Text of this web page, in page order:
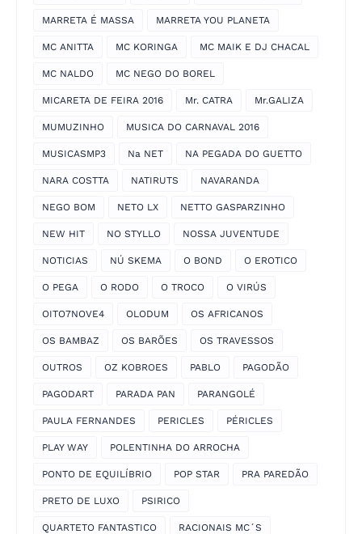
MARRETA É MASSA MARRETA YOU PLANETA
MC ANITTA MC KORINGA MC MAIK E DJ CHACAL
MC NALDO MC NEGO DO BOREL
MICARETA DE FEIRA 2016 Mr. CATRA Mr.GALIZA
MUMUZINHO MUSICA DO CARNAVAL 2016
MUSICASMP3 Na NET NA PEGADA DO GUETTO
NARA COSTTA NATIRUTS NAVARANDA
NEGO BOM NETO LX NETTO GASPARZINHO
NEW HIT NO STYLLO NOSSA JUVENTUDE
NOTICIAS NÚ SKEMA O BOND O EROTICO
O PEGA O RODO O TROCO O VIRÚS
OITO7NOVE4 OLODUM OS AFRICANOS
OS BAMBAZ OS BARÕES OS TRAVESSOS
OUTROS OZ KOBROES PABLO PAGODÃO
PAGODART PARADA PAN PARANGOLÉ
PAULA FERNANDES PERICLES PÉRICLES
PLAY WAY POLENTINHA DO ARROCHA
PONTO DE EQUILÍBRIO POP STAR PRA PAREDÃO
PRETO DE LUXO PSIRICO
QUARTETO FANTASTICO RACIONAIS MC´S